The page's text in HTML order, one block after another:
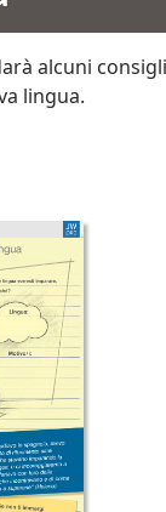
alcuni
lingua.